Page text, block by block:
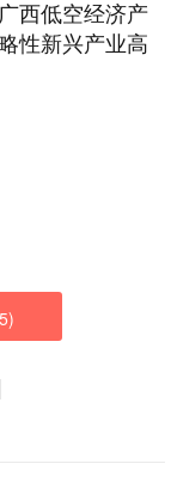
西低空经济产
性新兴产业高
)